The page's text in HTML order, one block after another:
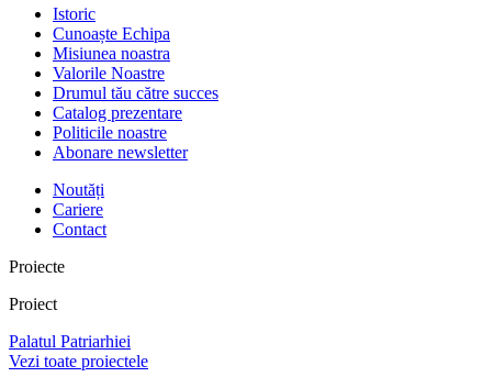
Istoric
Cunoaște Echipa
Misiunea noastra
Valorile Noastre
Drumul tău către succes
Catalog prezentare
Politicile noastre
Abonare newsletter
Noutăți
Cariere
Contact
Proiecte
Proiect
Palatul Patriarhiei
Vezi toate proiectele